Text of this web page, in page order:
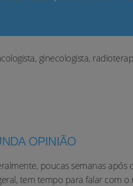
ginecologista,
OPINIÃO
poucas semanas após
tem tempo para falar com o